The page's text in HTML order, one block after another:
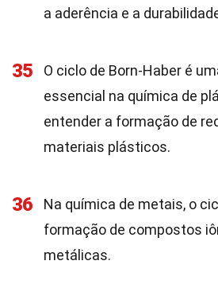
a aderência e a
35
O ciclo de Born-Haber é
essencial na química de
entender a formação de
materiais plásticos.
36
Na química de metais, o
formação de compostos
metálicas.